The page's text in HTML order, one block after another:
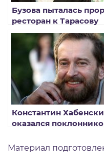
Бузова пыталась
ресторан к Тарасову
Константин
оказался
Материал